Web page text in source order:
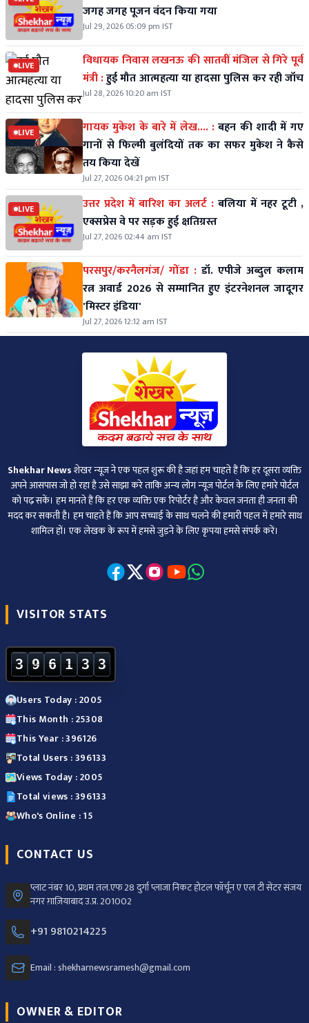
जगह जगह पूजन वंदन किया गया
Jul 29, 2026 05:09 pm IST
LIVE
विधायक निवास लखनऊ की सातवीं मंजिल से गिरे पूर्व
मंत्री :हुई मौत आत्महत्या या हादसा पुलिस कर रही जॉच
Jul 28, 2026 10:20 am IST
LIVE गायक मुकेश के बारे में लेख.... :बहन की शादी में गए
गानों से फिल्मी बुलंदियों तक का सफर मुकेश ने कैसे
तय किया देखें
Jul 27, 2026 04:21 pm IST
LIVE उत्तर प्रदेश में बारिश का अलर्ट : बलिया में नहर टूटी ,
एक्सप्रेस वे पर सड़क हुई क्षतिग्रस्त
Jul 27, 2026 02:44 am IST
परसपुर/करनैलगंज/ गोंडा : डॉ. एपीजे अब्दुल कलाम
रत्न अवार्ड 2026 से सम्मानित हुए इंटरनेशनल जादूगर
'मिस्टर इंडिया'
Jul 27, 2026 12:12 am IST
Shekhar Newsशेखर न्‍यूज ने एक पहल शुरू की है जहां हम चाहते हैं कि हर दूसरा व्‍यक्ति
अपने आसपास जो हो रहा है उसे साझा करे ताकि अन्‍य लोग न्‍यूज पोर्टल के लिए हमारे पोर्टल
को पढ़ सकें। हम मानते हैं कि हर एक व्यक्ति एक रिपोर्टर है और केवल जनता ही जनता की
मदद कर सकती है। हम चाहते हैं कि आप सच्चाई के साथ चलने की हमारी पहल में हमारे साथ
शामिल हों। एक लेखक के रूप में हमसे जुड़ने के लिए कृपया हमसे संपर्क करें।
VISITOR STATS
3 9 6 1 3 3
Users Today : 2005
This Month : 25308
This Year : 396126
Total Users : 396133
Views Today : 2005
Total views : 396133
Who's Online : 15
CONTACT US
प्लाट नंबर 10, प्रथम तल.एफ 28 दुर्गा प्लाजा निकट होटल फॉर्चून ए एल टी सेंटर संजय
नगर ग़ाज़ियाबाद उ.प्र. 201002
+91 9810214225
Email : shekharnewsramesh@gmail.com
OWNER & EDITOR